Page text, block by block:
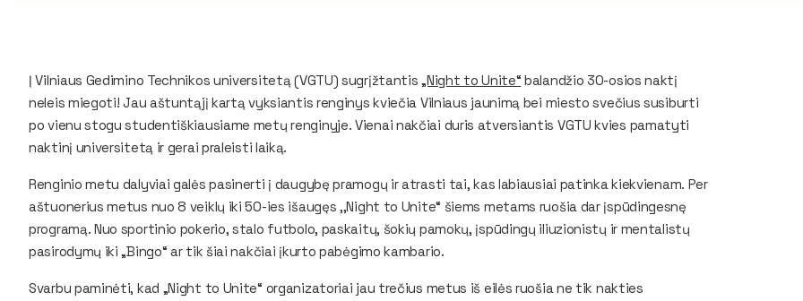
Į Vilniaus Gedimino Technikos universitetą (VGTU) sugrįžtantis„Night to Unite“ balandžio 30-osios naktį
neleis miegoti! Jau aštuntąjį kartą vyksiantis renginys kviečia Vilniaus jaunimą bei miesto svečius susiburti
po vienu stogu studentiškiausiame metų renginyje. Vienai nakčiai duris atversiantis VGTU kvies pamatyti
naktinį universitetą ir gerai praleisti laiką.
Renginio metu dalyviai galės pasinerti į daugybę pramogų ir atrasti tai, kas labiausiai patinka kiekvienam. Per
aštuonerius metus nuo 8 veiklų iki 50-ies išaugęs ,,Night to Unite“ šiems metams ruošia dar įspūdingesnę
programą. Nuo sportinio pokerio, stalo futbolo, paskaitų, šokių pamokų, įspūdingų iliuzionistų ir mentalistų
pasirodymų iki „Bingo“ ar tik šiai nakčiai įkurto pabėgimo kambario.
Svarbu paminėti, kad „Night to Unite“ organizatoriai jau trečius metus iš eilės ruošia ne tik nakties